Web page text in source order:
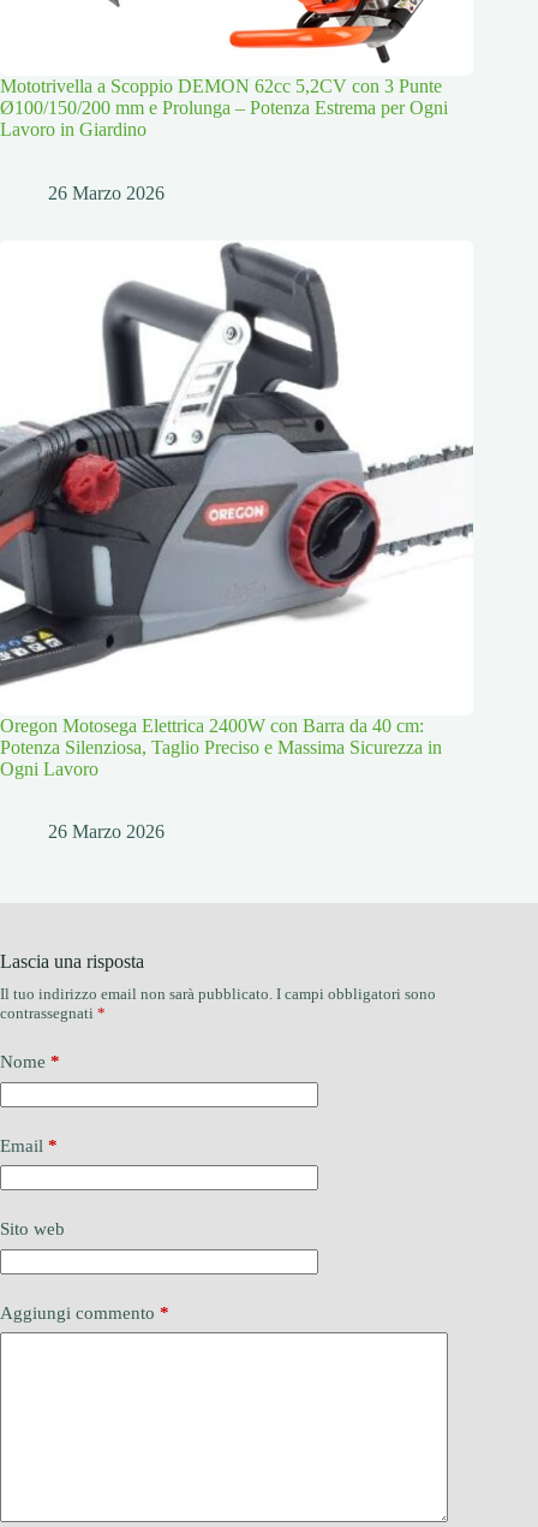
Mototrivella a Scoppio DEMON 62cc 5,2CV con 3 Punte
Ø100/150/200 mm e Prolunga – Potenza Estrema per Ogni
Lavoro in Giardino
26 Marzo 2026
Oregon Motosega Elettrica 2400W con Barra da 40 cm:
Potenza Silenziosa, Taglio Preciso e Massima Sicurezza in
Ogni Lavoro
26 Marzo 2026
Lascia una risposta
Il tuo indirizzo email non sarà pubblicato. I campi obbligatori sono
contrassegnati *
Nome *
Email *
Sito web
Aggiungi commento *